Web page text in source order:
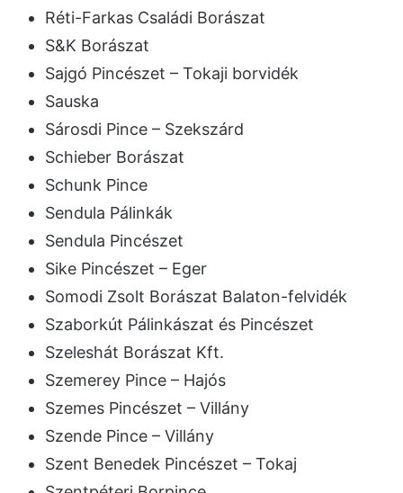
Réti-Farkas Családi Borászat
S&K Borászat
Sajgó Pincészet – Tokaji borvidék
Sauska
Sárosdi Pince – Szekszárd
Schieber Borászat
Schunk Pince
Sendula Pálinkák
Sendula Pincészet
Sike Pincészet – Eger
Somodi Zsolt Borászat Balaton-felvidék
Szaborkút Pálinkászat és Pincészet
Szeleshát Borászat Kft.
Szemerey Pince – Hajós
Szemes Pincészet – Villány
Szende Pince – Villány
Szent Benedek Pincészet – Tokaj